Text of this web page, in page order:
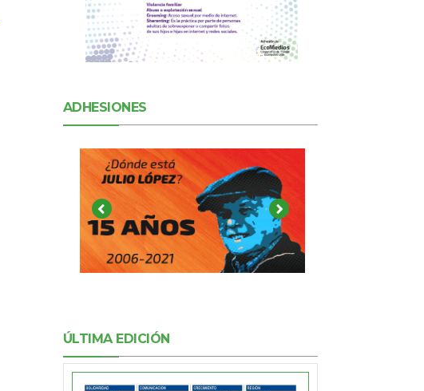
ADHESIONES
ÚLTIMA EDICIÓN